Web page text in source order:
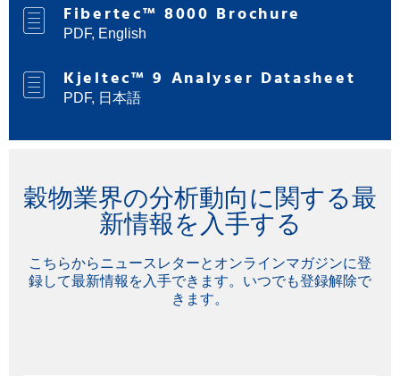
Fibertec™ 8000 Brochure
PDF, English
Kjeltec™ 9 Analyser Datasheet
PDF, 日本語
穀物業界の分析動向に関する最
新情報を入手する
こちらからニュースレターとオンラインマガジンに登
録して最新情報を入手できます。いつでも登録解除で
きます。